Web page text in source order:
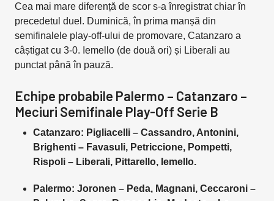
Cea mai mare diferență de scor s-a înregistrat chiar în
precedetul duel. Duminică, în prima manșă din
semifinalele play-off-ului de promovare, Catanzaro a
câștigat cu 3-0. Iemello (de două ori) și Liberali au
punctat până în pauză.
Echipe probabile Palermo – Catanzaro –
Meciuri Semifinale Play-Off Serie B
Catanzaro: Pigliacelli – Cassandro, Antonini,
Brighenti – Favasuli, Petriccione, Pompetti,
Rispoli – Liberali, Pittarello, Iemello.
Palermo: Joronen – Peda, Magnani, Ceccaroni –